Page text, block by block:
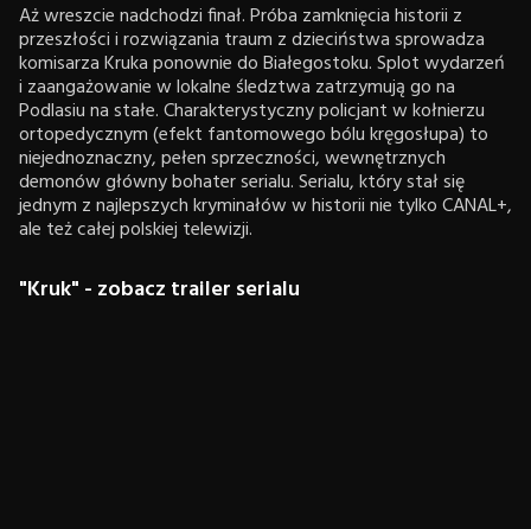
Aż wreszcie nadchodzi finał. Próba zamknięcia historii z
przeszłości i rozwiązania traum z dzieciństwa sprowadza
komisarza Kruka ponownie do Białegostoku. Splot wydarzeń
i zaangażowanie w lokalne śledztwa zatrzymują go na
Podlasiu na stałe. Charakterystyczny policjant w kołnierzu
ortopedycznym (efekt fantomowego bólu kręgosłupa) to
niejednoznaczny, pełen sprzeczności, wewnętrznych
demonów główny bohater serialu. Serialu, który stał się
jednym z najlepszych kryminałów w historii nie tylko CANAL+,
ale też całej polskiej telewizji.
"Kruk" - zobacz trailer serialu